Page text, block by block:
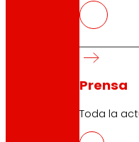
Prensa
Toda la